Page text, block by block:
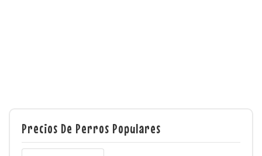
Precios De Perros Populares